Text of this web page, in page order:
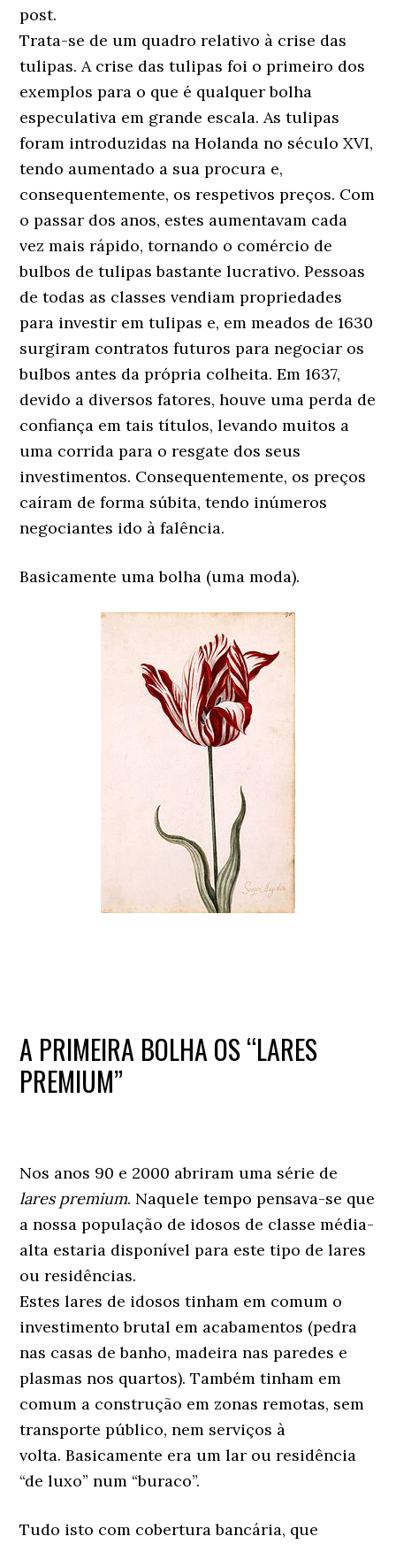
post.
Trata-se de um quadro relativo à crise das
tulipas. A crise das tulipas foi o primeiro dos
exemplos para o que é qualquer bolha
especulativa em grande escala. As tulipas
foram introduzidas na Holanda no século XVI,
tendo aumentado a sua procura e,
consequentemente, os respetivos preços. Com
o passar dos anos, estes aumentavam cada
vez mais rápido, tornando o comércio de
bulbos de tulipas bastante lucrativo. Pessoas
de todas as classes vendiam propriedades
para investir em tulipas e, em meados de 1630
surgiram contratos futuros para negociar os
bulbos antes da própria colheita. Em 1637,
devido a diversos fatores, houve uma perda de
confiança em tais títulos, levando muitos a
uma corrida para o resgate dos seus
investimentos. Consequentemente, os preços
caíram de forma súbita, tendo inúmeros
negociantes ido à falência.
Basicamente uma bolha (uma moda).
A PRIMEIRA BOLHA OS “LARES
PREMIUM”
Nos anos 90 e 2000 abriram uma série de
lares premium. Naquele tempo pensava-se que
a nossa população de idosos de classe média-
alta estaria disponível para este tipo de lares
ou residências.
Estes lares de idosos tinham em comum o
investimento brutal em acabamentos (pedra
nas casas de banho, madeira nas paredes e
plasmas nos quartos). Também tinham em
comum a construção em zonas remotas, sem
transporte público, nem serviços à
volta. Basicamente era um lar ou residência
“de luxo” num “buraco”.
Tudo isto com cobertura bancária, que